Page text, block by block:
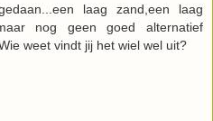
laag zand,een laag
nog geen goed alternatief
weet vindt jij het wiel wel uit?